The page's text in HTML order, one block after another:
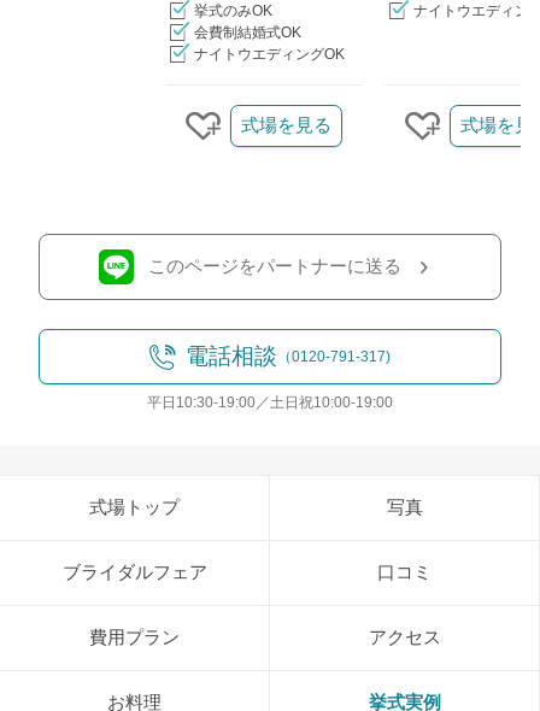
挙式のみOK
会費制結婚式OK
ナイトウエディングOK
ナイトウエディン
クリップする
式場を見る
クリップす
式場を見
このページをパートナーに送る
電話相談 （0120-791-317)
平日10:30-19:00／土日祝10:00-19:00
式場トップ 写真
ブライダルフェア 口コミ
費用プラン アクセス
お料理 挙式実例